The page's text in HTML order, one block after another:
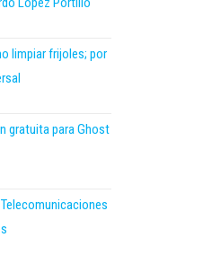
limpiar frijoles; por
gratuita para Ghost